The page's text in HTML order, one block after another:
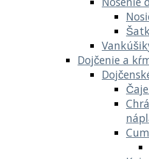
Dojčenie a